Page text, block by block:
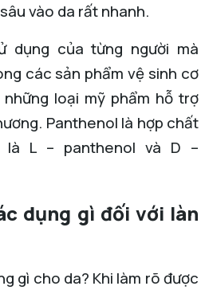
vào da rất nhanh.
dụng của từng người mà
các sản phẩm vệ sinh cơ
loại mỹ phẩm hỗ trợ
Panthenol là hợp chất
L – panthenol và D –
dụng gì đối với làn
gì cho da? Khi làm rõ được